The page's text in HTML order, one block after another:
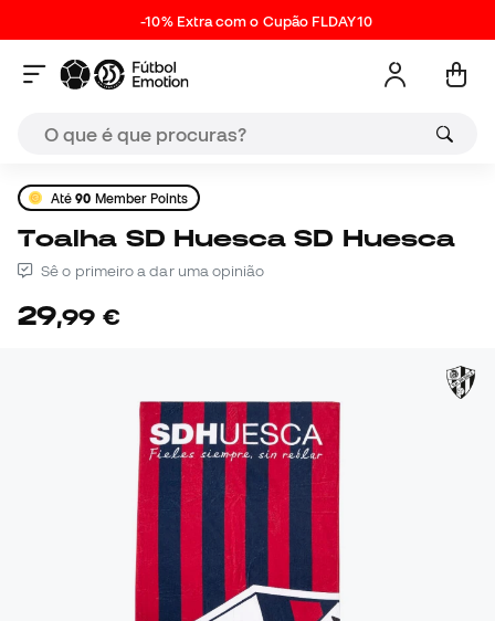
-10% Extra com o Cupão FLDAY10
Até90 Member Points
Toalha SD Huesca SD Huesca
Sê o primeiro a dar uma opinião
29,99 €